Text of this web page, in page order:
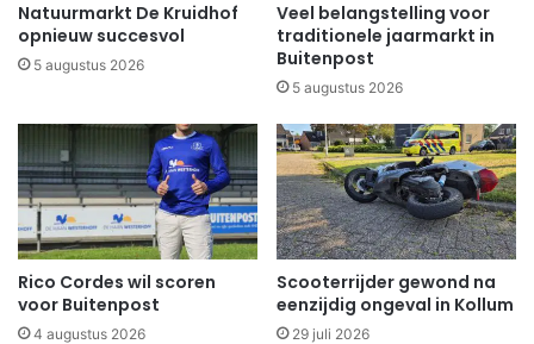
Natuurmarkt De Kruidhof
opnieuw succesvol
5 augustus 2026
Veel belangstelling voor
traditionele jaarmarkt in
Buitenpost
5 augustus 2026
Rico Cordes wil scoren
voor Buitenpost
4 augustus 2026
Scooterrijder gewond na
eenzijdig ongeval in Kollum
29 juli 2026